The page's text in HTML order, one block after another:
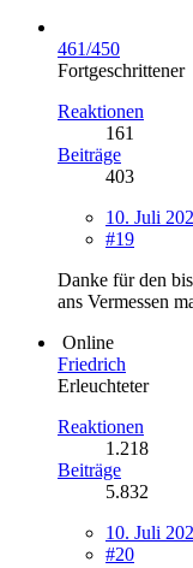
461/450
Fortgeschrittener
Reaktionen
161
Beiträge
403
10. Juli
#19
Danke für den
ans Vermessen
Online
Friedrich
Erleuchteter
Reaktionen
1.218
Beiträge
5.832
10. Juli
#20